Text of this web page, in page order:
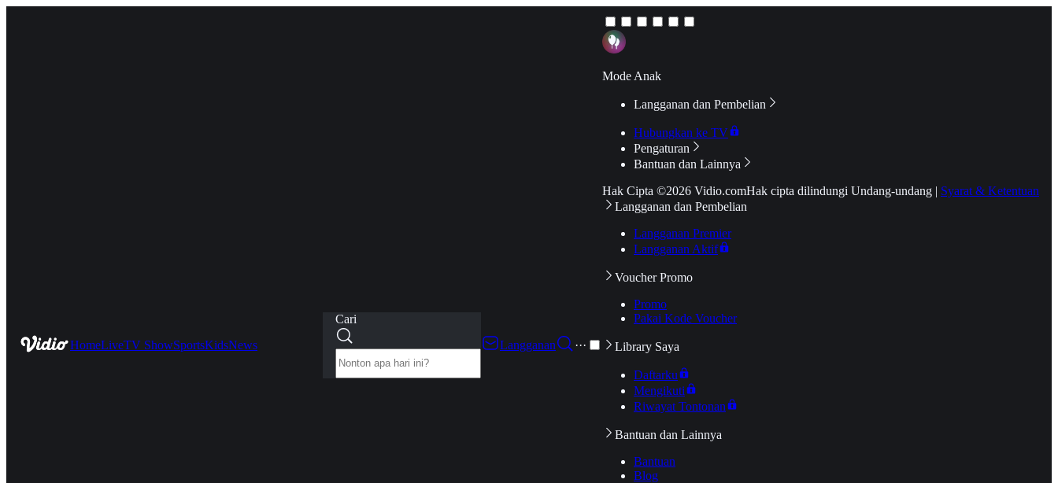
HomeLiveTV ShowSportsKidsNews
Cari
Langganan
···
Mode Anak
Langganan dan Pembelian
Hubungkan ke TV
Pengaturan
Bantuan dan Lainnya
Hak Cipta ©2026 Vidio.comHak cipta dilindungi Undang-undang | Syarat & Ketentuan
Langganan dan Pembelian
Langganan Premier
Langganan Aktif
Voucher Promo
Promo
Pakai Kode Voucher
Library Saya
Daftarku
Mengikuti
Riwayat Tontonan
Bantuan dan Lainnya
Bantuan
Blog